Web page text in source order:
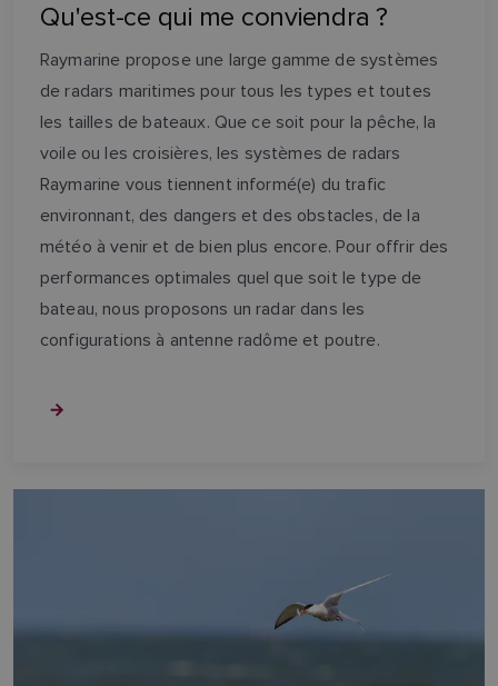
Qu'est-ce qui me conviendra ?
Raymarine propose une large gamme de systèmes
de radars maritimes pour tous les types et toutes
les tailles de bateaux. Que ce soit pour la pêche, la
voile ou les croisières, les systèmes de radars
Raymarine vous tiennent informé(e) du trafic
environnant, des dangers et des obstacles, de la
météo à venir et de bien plus encore. Pour offrir des
performances optimales quel que soit le type de
bateau, nous proposons un radar dans les
configurations à antenne radôme et poutre.